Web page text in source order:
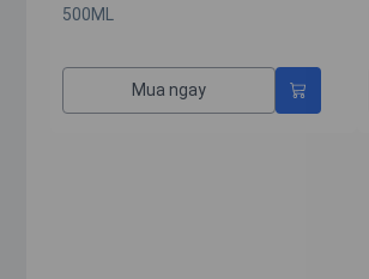
Học Bell Home Tím Hương Thời
Mua ngay